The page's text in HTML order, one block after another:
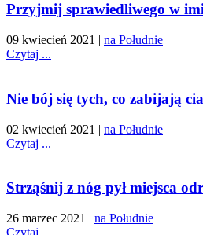
Przyjmij sprawiedliwego w
09 kwiecień 2021 | na Południe
Czytaj ...
Nie bój się tych, co zabijają
02 kwiecień 2021 | na Południe
Czytaj ...
Strząśnij z nóg pył miejsca
26 marzec 2021 | na Południe
Czytaj ...